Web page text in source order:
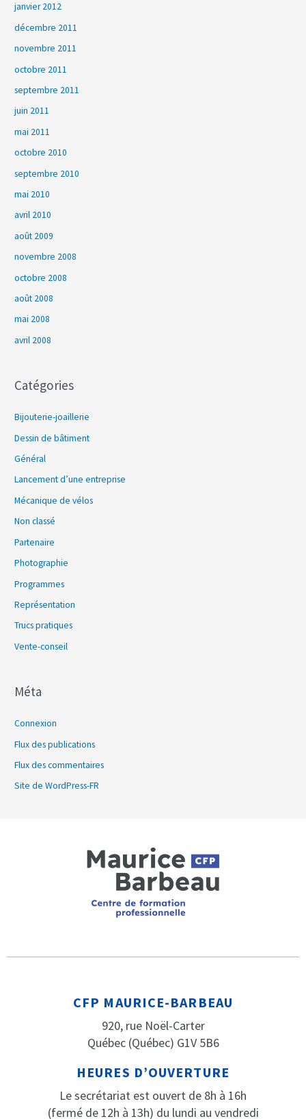
janvier 2012
décembre 2011
novembre 2011
octobre 2011
septembre 2011
juin 2011
mai 2011
octobre 2010
septembre 2010
mai 2010
avril 2010
août 2009
novembre 2008
octobre 2008
août 2008
mai 2008
avril 2008
Catégories
Bijouterie-joaillerie
Dessin de bâtiment
Général
Lancement d’une entreprise
Mécanique de vélos
Non classé
Partenaire
Photographie
Programmes
Représentation
Trucs pratiques
Vente-conseil
Méta
Connexion
Flux des publications
Flux des commentaires
Site de WordPress-FR
CFP MAURICE-BARBEAU
920, rue Noël-Carter
Québec (Québec) G1V 5B6
HEURES D’OUVERTURE
Le secrétariat est ouvert de 8h à 16h
(fermé de 12h à 13h) du lundi au vendredi